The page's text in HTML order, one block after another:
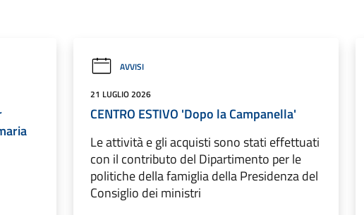
AVVISI
21 LUGLIO 2026
CENTRO ESTIVO 'Dopo la Campanella'
Le attività e gli acquisti sono stati effettuati
con il contributo del Dipartimento per le
politiche della famiglia della Presidenza del
Consiglio dei ministri